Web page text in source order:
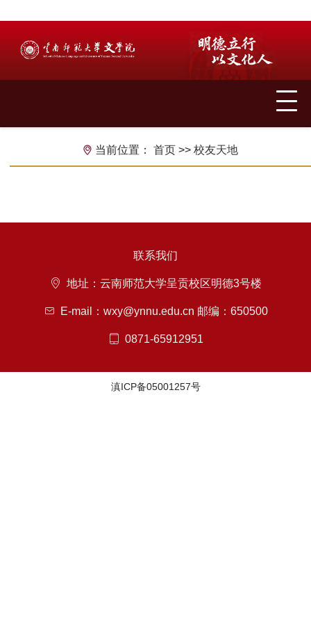
当前位置： 首页 >> 校友天地
联系我们
地址：云南师范大学呈贡校区明德3号楼
E-mail：wxy@ynnu.edu.cn 邮编：650500
0871-65912951
常用链接
滇ICP备05001257号